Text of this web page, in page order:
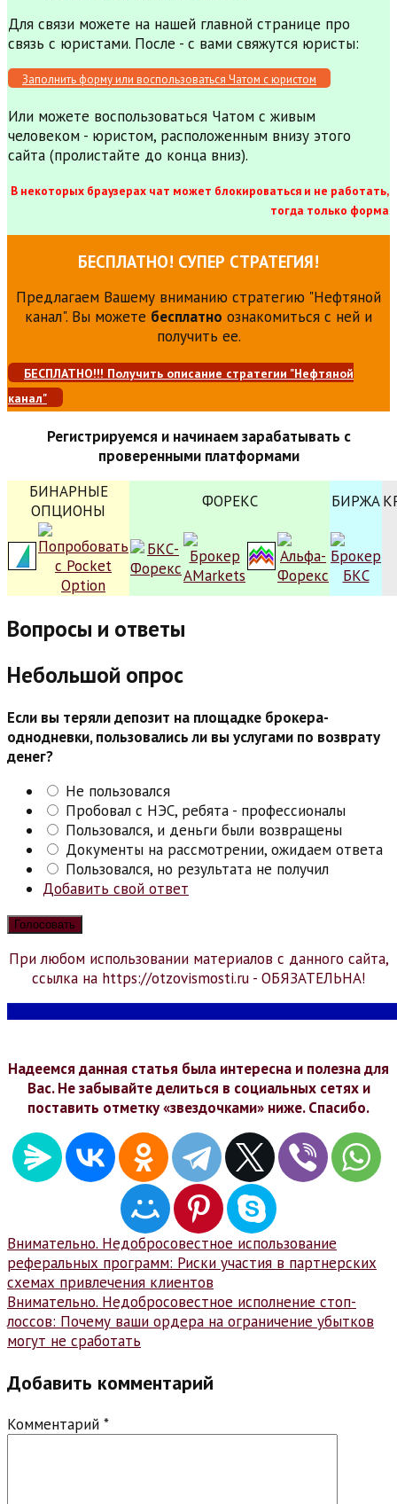
Для связи можете на нашей главной странице про
связь с юристами. После - с вами свяжутся юристы:
Заполнить форму или воспользоваться Чатом с юристом
Или можете воспользоваться Чатом с живым
человеком - юристом, расположенным внизу этого
сайта (пролистайте до конца вниз).
В некоторых браузерах чат может блокироваться и не работать,
тогда только форма
БЕСПЛАТНО! СУПЕР СТРАТЕГИЯ!
Предлагаем Вашему вниманию стратегию "Нефтяной
канал". Вы можете бесплатно ознакомиться с ней и
получить ее.
БЕСПЛАТНО!!! Получить описание стратегии "Нефтяной
канал"
Регистрируемся и начинаем зарабатывать с
проверенными платформами
БИНАРНЫЕ
ОПЦИОНЫ
ФОРЕКС БИРЖА
Вопросы и ответы
Небольшой опрос
Если вы теряли депозит на площадке брокера-
однодневки, пользовались ли вы услугами по возврату
денег?
Не пользовался
Пробовал с НЭС, ребята - профессионалы
Пользовался, и деньги были возвращены
Документы на рассмотрении, ожидаем ответа
Пользовался, но результата не получил
Добавить свой ответ
При любом использовании материалов с данного сайта,
ссылка на https://otzovismosti.ru - ОБЯЗАТЕЛЬНА!
Надеемся данная статья была интересна и полезна для
Вас. Не забывайте делиться в социальных сетях и
поставить отметку «звездочками» ниже. Спасибо.
Навигация
по
записям
Внимательно. Недобросовестное использование
реферальных программ: Риски участия в партнерских
схемах привлечения клиентов
Внимательно. Недобросовестное исполнение стоп-
лоссов: Почему ваши ордера на ограничение убытков
могут не сработать
Добавить комментарий
Комментарий *